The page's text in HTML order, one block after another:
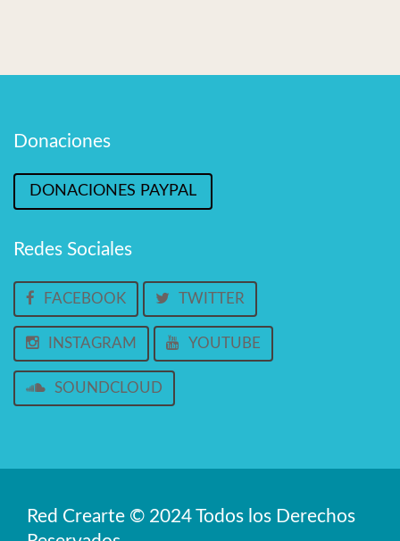
Donaciones
DONACIONES PAYPAL
Redes Sociales
FACEBOOK TWITTER
INSTAGRAM YOUTUBE
SOUNDCLOUD
Red Crearte © 2024 Todos los Derechos